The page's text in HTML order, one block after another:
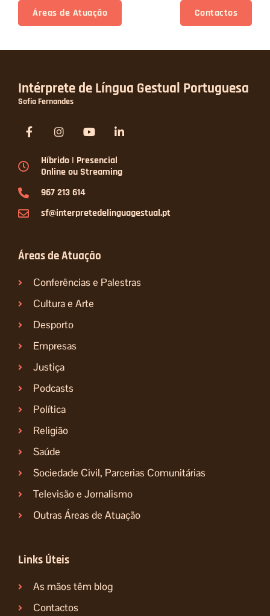
Áreas de Atuação Contactos
Intérprete de Língua Gestual Portuguesa
Sofia Fernandes
F
a
b
k
-
I
n
t
a
r
m
Y
o
t
u
i
e
d
-
Híbrido | Presencial
Online ou Streaming
967 213 614
sf@interpretedelinguagestual.pt
Áreas de Atuação
Conferências e Palestras
Cultura e Arte
Desporto
Empresas
Justiça
Podcasts
Política
Religião
Saúde
Sociedade Civil, Parcerias Comunitárias
Televisão e Jornalismo
Outras Áreas de Atuação
Links Úteis
As mãos têm blog
Contactos